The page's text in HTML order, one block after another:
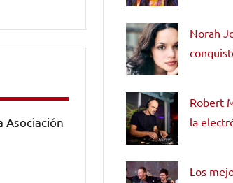
Asociación
Norah
Robert
la
Los